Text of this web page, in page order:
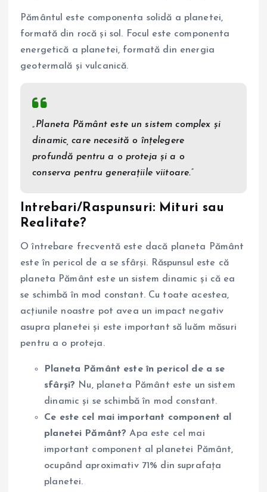
Pământul este componenta solidă a planetei,
formată din rocă și sol. Focul este componenta
energetică a planetei, formată din energia
geotermală și vulcanică.
„Planeta Pământ este un sistem complex și
dinamic, care necesită o înțelegere
profundă pentru a o proteja și a o
conserva pentru generațiile viitoare.”
Intrebari/Raspunsuri: Mituri sau
Realitate?
O întrebare frecventă este dacă planeta Pământ
este în pericol de a se sfârși. Răspunsul este că
planeta Pământ este un sistem dinamic și că ea
se schimbă în mod constant. Cu toate acestea,
acțiunile noastre pot avea un impact negativ
asupra planetei și este important să luăm măsuri
pentru a o proteja.
Planeta Pământ este în pericol de a se
sfârși? Nu, planeta Pământ este un sistem
dinamic și se schimbă în mod constant.
Ce este cel mai important component al
planetei Pământ? Apa este cel mai
important component al planetei Pământ,
ocupând aproximativ 71% din suprafața
planetei.